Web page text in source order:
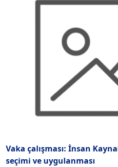
Vaka çalışması: İnsan
seçimi ve uygulanması